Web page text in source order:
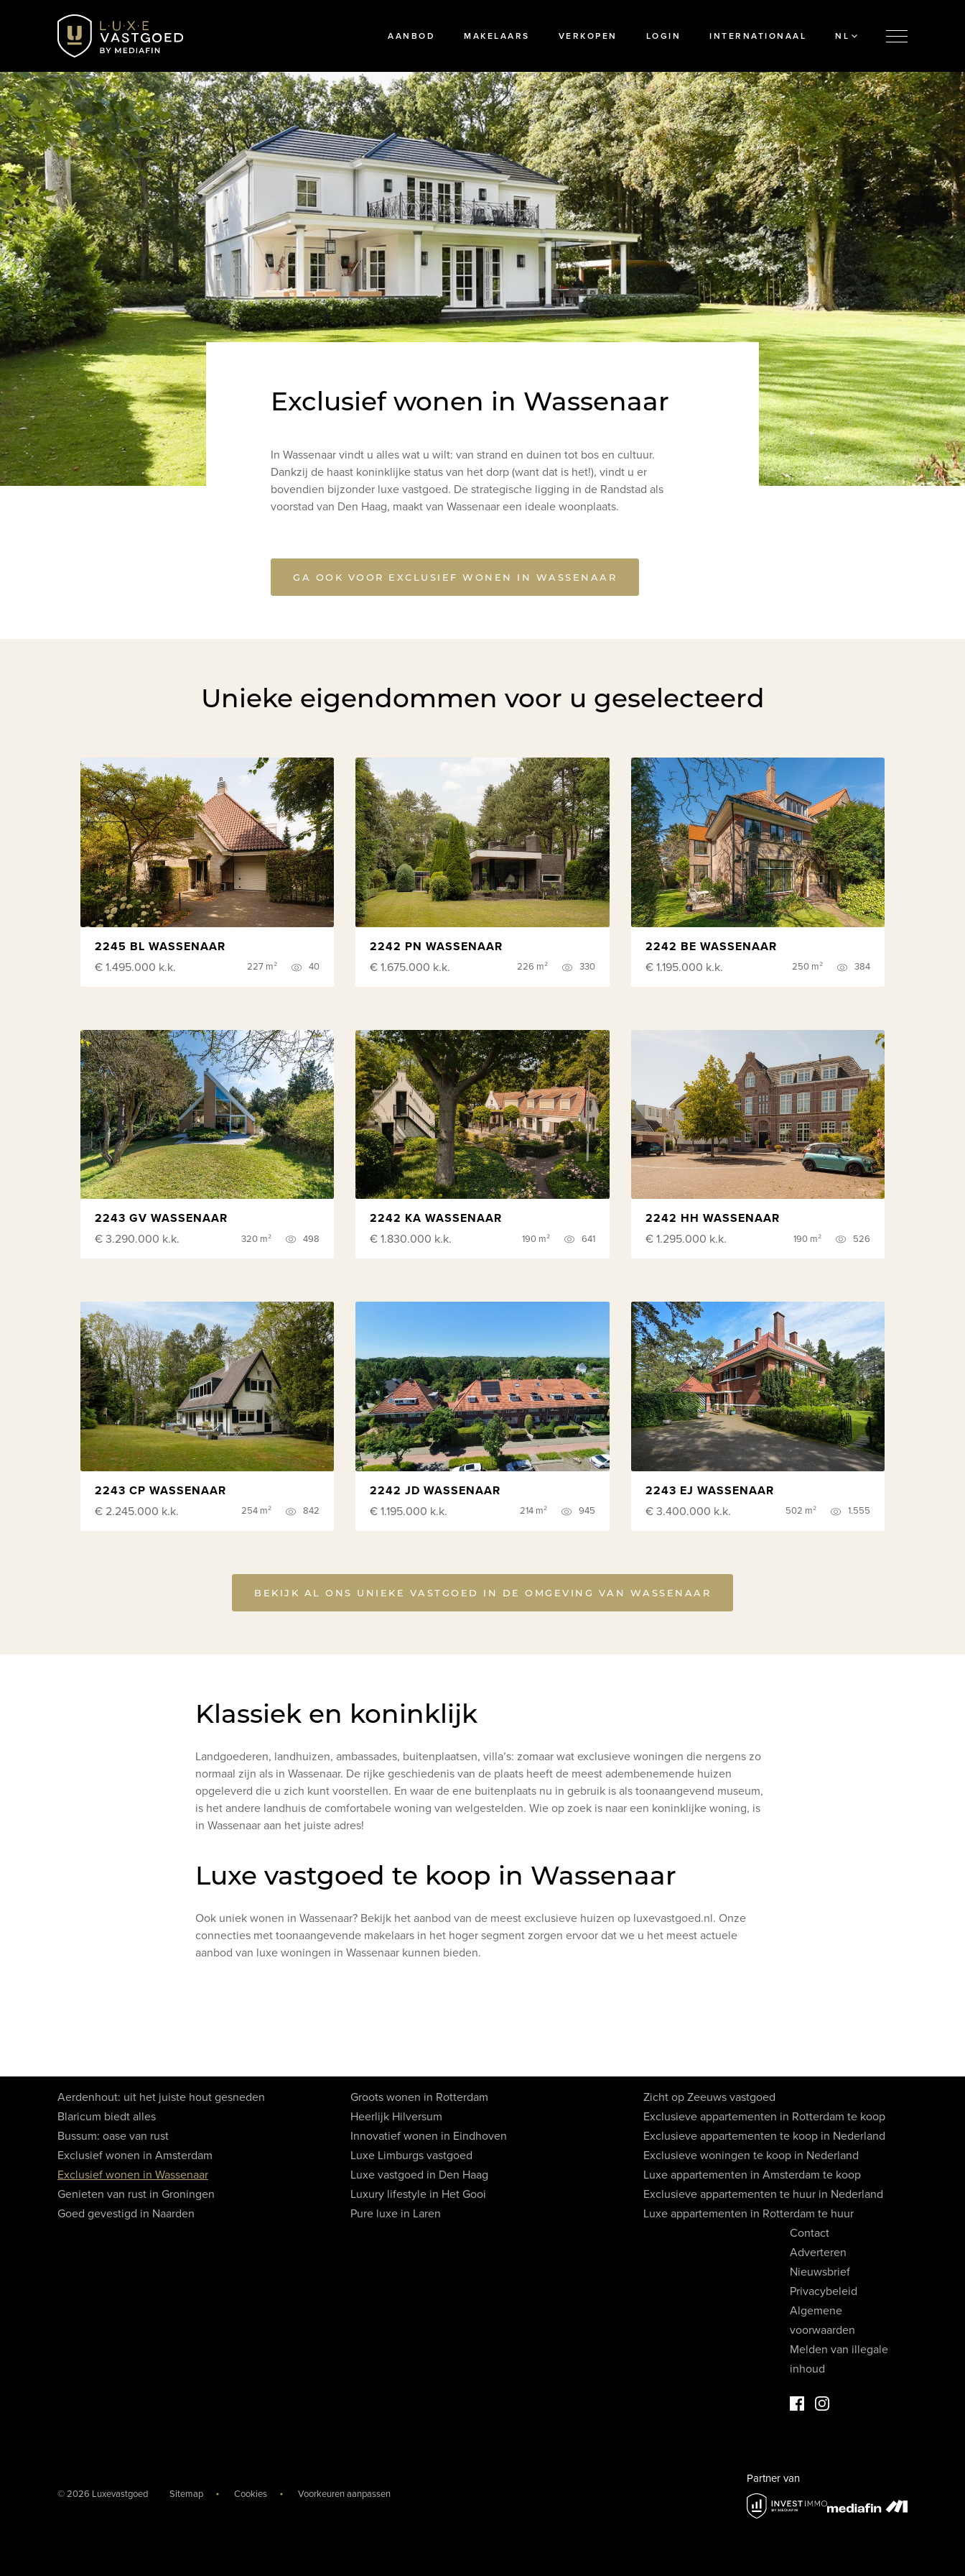
AANBOD MAKELAARS VERKOPEN LOGIN INTERNATIONAAL NL
Exclusief wonen in Wassenaar
In Wassenaar vindt u alles wat u wilt: van strand en duinen tot bos en cultuur.
Dankzij de haast koninklijke status van het dorp (want dat is het!), vindt u er
bovendien bijzonder luxe vastgoed. De strategische ligging in de Randstad als
voorstad van Den Haag, maakt van Wassenaar een ideale woonplaats.
GA OOK VOOR EXCLUSIEF WONEN IN WASSENAAR
Unieke eigendommen voor u geselecteerd
2245 BL WASSENAAR
€ 1.495.000 k.k. 227 m² 40
2242 PN WASSENAAR
€ 1.675.000 k.k. 226 m² 330
2242 BE WASSENAAR
€ 1.195.000 k.k. 250 m² 384
2243 GV WASSENAAR
€ 3.290.000 k.k. 320 m² 498
2242 KA WASSENAAR
€ 1.830.000 k.k. 190 m² 641
2242 HH WASSENAAR
€ 1.295.000 k.k. 190 m² 526
2243 CP WASSENAAR
€ 2.245.000 k.k. 254 m² 842
2242 JD WASSENAAR
€ 1.195.000 k.k. 214 m² 945
2243 EJ WASSENAAR
€ 3.400.000 k.k. 502 m² 1.555
BEKIJK AL ONS UNIEKE VASTGOED IN DE OMGEVING VAN WASSENAAR
Klassiek en koninklijk
Landgoederen, landhuizen, ambassades, buitenplaatsen, villa’s: zomaar wat exclusieve woningen die nergens zo
normaal zijn als in Wassenaar. De rijke geschiedenis van de plaats heeft de meest adembenemende huizen
opgeleverd die u zich kunt voorstellen. En waar de ene buitenplaats nu in gebruik is als toonaangevend museum,
is het andere landhuis de comfortabele woning van welgestelden. Wie op zoek is naar een koninklijke woning, is
in Wassenaar aan het juiste adres!
Luxe vastgoed te koop in Wassenaar
Ook uniek wonen in Wassenaar? Bekijk het aanbod van de meest exclusieve huizen op luxevastgoed.nl. Onze
connecties met toonaangevende makelaars in het hoger segment zorgen ervoor dat we u het meest actuele
aanbod van luxe woningen in Wassenaar kunnen bieden.
Aerdenhout: uit het juiste hout gesneden
Blaricum biedt alles
Bussum: oase van rust
Exclusief wonen in Amsterdam
Exclusief wonen in Wassenaar
Genieten van rust in Groningen
Goed gevestigd in Naarden
Groots wonen in Rotterdam
Heerlijk Hilversum
Innovatief wonen in Eindhoven
Luxe Limburgs vastgoed
Luxe vastgoed in Den Haag
Luxury lifestyle in Het Gooi
Pure luxe in Laren
Zicht op Zeeuws vastgoed
Exclusieve appartementen in Rotterdam te koop
Exclusieve appartementen te koop in Nederland
Exclusieve woningen te koop in Nederland
Luxe appartementen in Amsterdam te koop
Exclusieve appartementen te huur in Nederland
Luxe appartementen in Rotterdam te huur
Contact
Adverteren
Nieuwsbrief
Privacybeleid
Algemene
voorwaarden
Melden van illegale
inhoud
Facebook Luxevastgoed
Instagram Luxevastgoed
© 2026 Luxevastgoed Sitemap Cookies Voorkeuren aanpassen
Partner van